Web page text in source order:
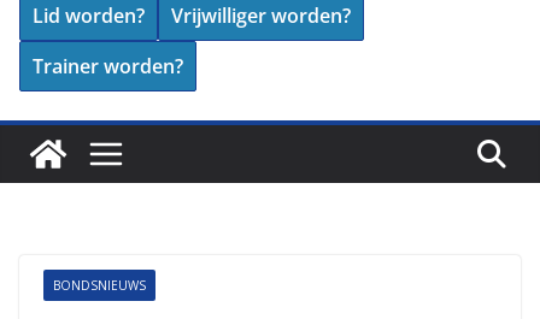
Lid worden?
Vrijwilliger worden?
Trainer worden?
BONDSNIEUWS